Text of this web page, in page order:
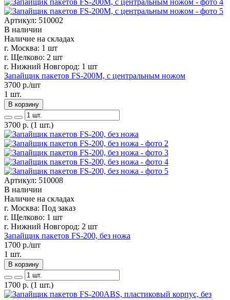
Артикул: 510002
В наличии
Наличие на складах
г. Москва: 1 шт
г. Щелково: 2 шт
г. Нижний Новгород: 1 шт
Запайщик пакетов FS-200M, с центральным ножом
3700 р./шт
1 шт.
В корзину
3700 р. (1 шт.)
Артикул: 510008
В наличии
Наличие на складах
г. Москва: Под заказ
г. Щелково: 1 шт
г. Нижний Новгород: 2 шт
Запайщик пакетов FS-200, без ножа
1700 р./шт
1 шт.
В корзину
1700 р. (1 шт.)